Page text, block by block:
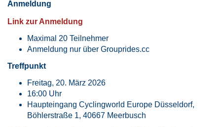
Anmeldung
Link zur Anmeldung
Maximal 20 Teilnehmer
Anmeldung nur über Grouprides.cc
Treffpunkt
Freitag, 20. März 2026
16:00 Uhr
Haupteingang Cyclingworld Europe Düsseldorf,
Böhlerstraße 1, 40667 Meerbusch